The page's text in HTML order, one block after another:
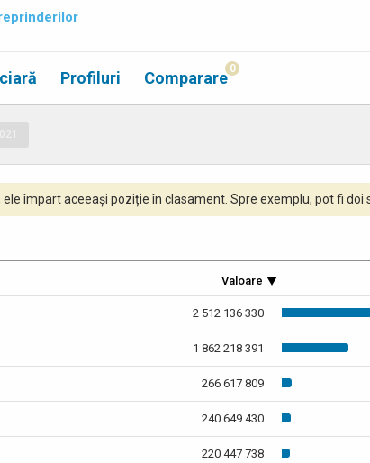
Profiluri Comparare 0
împart aceeași poziție în clasament. Spre exemplu, pot fi
Valoare
2 512 136 330
1 862 218 391
266 617 809
240 649 430
220 447 738